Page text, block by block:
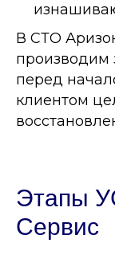
В СТО
перед
клиентом
Этапы
Сервис